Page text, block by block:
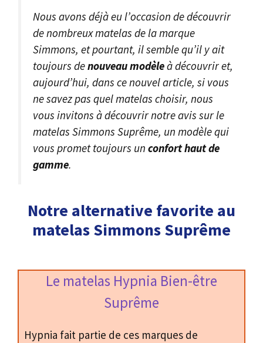
Nous avons déjà eu l’occasion de découvrir
de nombreux matelas de la marque
Simmons, et pourtant, il semble qu’il y ait
toujours denouveau modèleà découvrir et,
aujourd’hui, dans ce nouvel article, si vous
ne savez pas quel matelas choisir, nous
vous invitons à découvrir notre avis sur le
matelas Simmons Suprême, un modèle qui
vous promet toujours un confort haut de
gamme.
Notre alternative favorite au
matelas Simmons Suprême
Le matelas Hypnia Bien-être
Suprême
Hypnia fait partie de ces marques de